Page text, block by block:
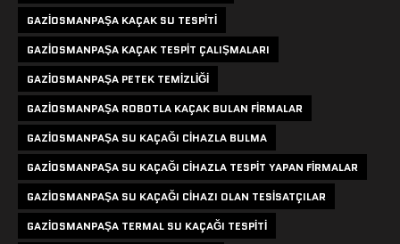
GAZIOSMANPAŞA KAÇAK SU TESPITI
GAZIOSMANPAŞA KAÇAK TESPIT ÇALIŞMALARI
GAZIOSMANPAŞA PETEK TEMIZLIĞI
GAZIOSMANPAŞA ROBOTLA KAÇAK BULAN FIRMALAR
GAZIOSMANPAŞA SU KAÇAĞI CIHAZLA BULMA
GAZIOSMANPAŞA SU KAÇAĞI CIHAZLA TESPIT YAPAN FIRMALAR
GAZIOSMANPAŞA SU KAÇAĞI CIHAZI OLAN TESISATÇILAR
GAZIOSMANPAŞA TERMAL SU KAÇAĞI TESPITI